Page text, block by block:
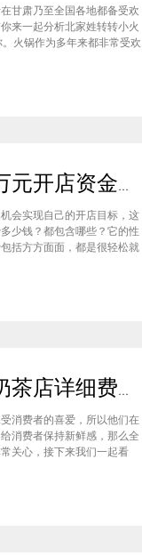
甘肃乃至全国各地都备受欢
来一起分析北家姓转转小火
火锅作为多年来都非常受欢
的消费者喜爱。市场空间
如意馄饨加盟费多少钱？万元开店资金压力基本上不会出现在经营中
会实现自己的开店目标，这
少钱？都包含哪些？它的性
括方方面面，都是很轻松就
从它的加盟费开始了解，这
全味时间加盟费多少钱？奶茶店详细费用分析就在这！
消费者的喜爱，所以他们在
消费者保持新鲜感，那么全
关心，接下来我们一起看
开了一个月后，发现生意不